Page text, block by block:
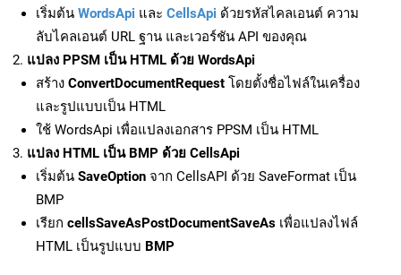
เริ่มต้น WordsApi และ CellsApi ด้วยรหัสไคลเอนต์ ความ
ลับไคลเอนต์ URL ฐาน และเวอร์ชัน API ของคุณ
แปลง PPSM เป็น HTML ด้วย WordsApi
สร้าง ConvertDocumentRequest โดยตั้งชื่อไฟล์ในเครื่อง
และรูปแบบเป็น HTML
ใช้ WordsApi เพื่อแปลงเอกสาร PPSM เป็น HTML
แปลง HTML เป็น BMP ด้วย CellsApi
เริ่มต้น SaveOption จาก CellsAPI ด้วย SaveFormat เป็น
BMP
เรียก cellsSaveAsPostDocumentSaveAs เพื่อแปลงไฟล์
HTML เป็นรูปแบบ BMP